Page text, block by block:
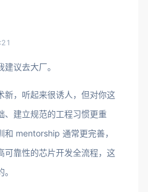
议去大厂。
新，听起来很诱人，但对你这
、建立规范的工程习惯更重
和 mentorship 通常更完善，
可靠性的芯片开发全流程，这